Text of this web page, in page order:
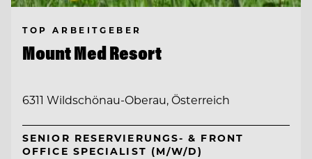
TOP ARBEITGEBER
Mount Med Resort
6311 Wildschönau-Oberau, Österreich
SENIOR RESERVIERUNGS- & FRONT
OFFICE SPECIALIST (M/W/D)